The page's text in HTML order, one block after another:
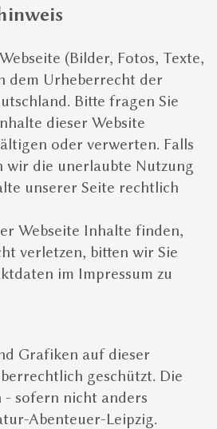
(Bilder, Fotos, Texte,
dem Urheberrecht der
Bitte fragen Sie
dieser Website
oder verwerten. Falls
wir die unerlaubte Nutzung
unserer Seite rechtlich
Webseite Inhalte finden,
verletzen, bitten wir Sie
im Impressum zu
Grafiken auf dieser
geschützt. Die
sofern nicht anders
Abenteuer-Leipzig.